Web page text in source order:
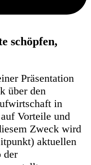
schöpfen,
Präsentation
über den
in
Vorteile und
Zweck wird
aktuellen
der